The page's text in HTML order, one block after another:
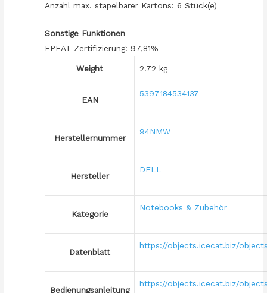
Anzahl max. stapelbarer Kartons: 6 Stück(e)
Sonstige Funktionen
EPEAT-Zertifizierung: 97,81%
Weight 2.72 kg
EAN
5397184534137
Herstellernummer
94NMW
Hersteller
DELL
Kategorie
Notebooks & Zubehör
Datenblatt
https://objects.icecat.biz/objects/
Bedienungsanleitung
https://objects.icecat.biz/